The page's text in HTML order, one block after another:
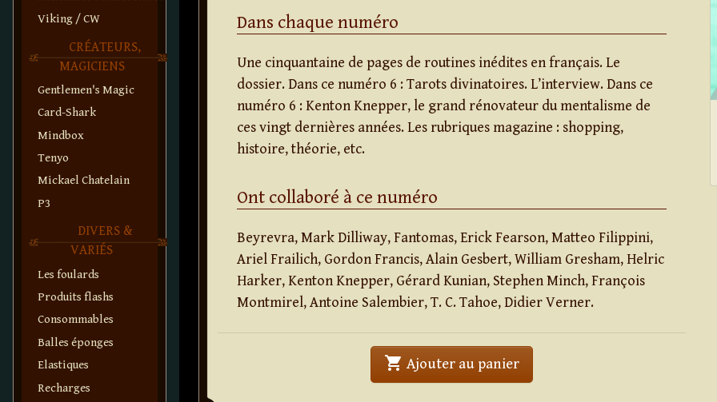
Viking / CW
CRÉATEURS,
MAGICIENS
Gentlemen's Magic
Card-Shark
Mindbox
Tenyo
Mickael Chatelain
P3
DIVERS &
VARIÉS
Les foulards
Produits flashs
Consommables
Balles éponges
Elastiques
Recharges
Dans chaque numéro
Une cinquantaine de pages de routines inédites en français. Le
dossier. Dans ce numéro 6 : Tarots divinatoires. L’interview. Dans ce
numéro 6 : Kenton Knepper, le grand rénovateur du mentalisme de
ces vingt dernières années. Les rubriques magazine : shopping,
histoire, théorie, etc.
Ont collaboré à ce numéro
Beyrevra, Mark Dilliway, Fantomas, Erick Fearson, Matteo Filippini,
Ariel Frailich, Gordon Francis, Alain Gesbert, William Gresham, Helric
Harker, Kenton Knepper, Gérard Kunian, Stephen Minch, François
Montmirel, Antoine Salembier, T. C. Tahoe, Didier Verner.
shopping_cart Ajouter au panier' . Les cahiers du mentalisme #6